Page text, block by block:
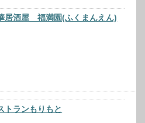
居酒屋 福満園(ふくまんえん)
トランもりもと